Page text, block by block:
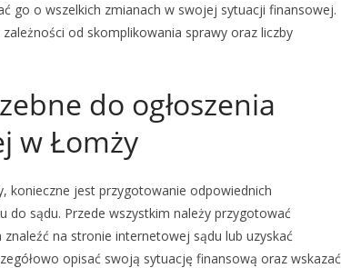
go o wszelkich zmianach w swojej sytuacji finansowej.
od skomplikowania sprawy oraz liczby
do ogłoszenia
w Łomży
konieczne jest przygotowanie odpowiednich
do sądu. Przede wszystkim należy przygotować
na stronie internetowej sądu lub uzyskać
opisać swoją sytuację finansową oraz wskazać